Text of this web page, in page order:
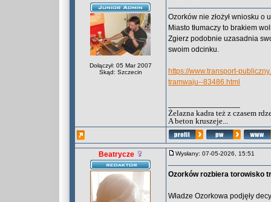
Dołączył: 05 Mar 2007
Skąd: Szczecin
Ozorków nie złożył wniosku
Miasto tłumaczy to brakiem
Zgierz podobnie uzasadnia
swoim odcinku.
https://www.transport-
tramwaju--83486.html
Żelazna kadra też z czasem
A beton kruszeje...
Beatrycze Wysłany: 07-05-2026, 15:51
Ozorków rozbiera torowisko
Władze Ozorkowa podjęły